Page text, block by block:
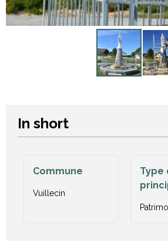
In short
Commune
Vuillecin
Type